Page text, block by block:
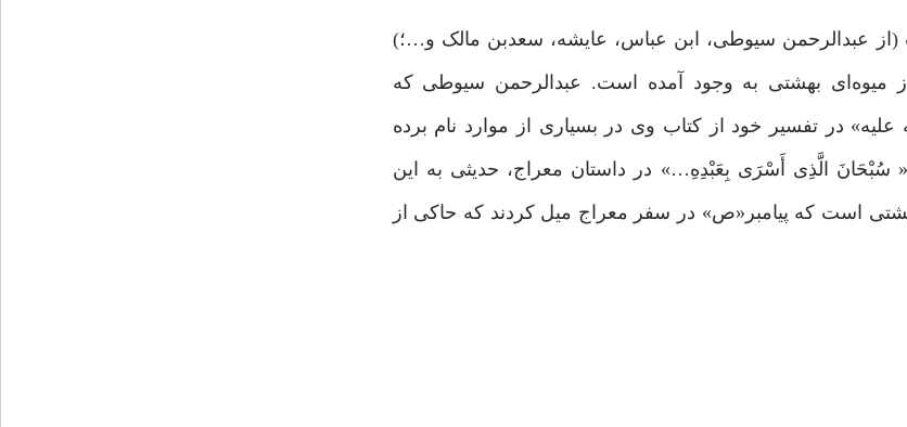
عبدالرحمن سیوطی، ابن عباس، عایشه، سعدبن مالک و…؛)
بهشتی به وجود آمده است. عبدالرحمن سیوطی که
در تفسیر خود از کتاب وی در بسیاری از موارد نام برده
سُبْحَانَ الَّذِی أَسْرَى بِعَبْدِهِ…» در داستان معراج، حدیثی به این
است که پیامبر«ص» در سفر معراج میل کردند که حاکی از